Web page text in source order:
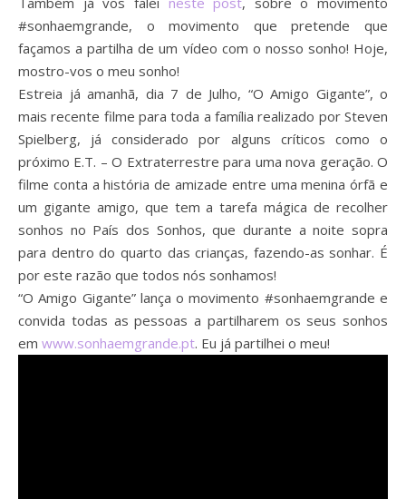
#sonhaemgrande, o movimento que pretende que
façamos a partilha de um vídeo com o nosso sonho! Hoje,
mostro-vos o meu sonho!
Estreia já amanhã, dia 7 de Julho, “O Amigo Gigante”, o
mais recente filme para toda a família realizado por Steven
Spielberg, já considerado por alguns críticos como o
próximo E.T. – O Extraterrestre para uma nova geração. O
filme conta a história de amizade entre uma menina órfã e
um gigante amigo, que tem a tarefa mágica de recolher
sonhos no País dos Sonhos, que durante a noite sopra
para dentro do quarto das crianças, fazendo-as sonhar. É
por este razão que todos nós sonhamos!
“O Amigo Gigante” lança o movimento #sonhaemgrande e
convida todas as pessoas a partilharem os seus sonhos
em www.sonhaemgrande.pt. Eu já partilhei o meu!